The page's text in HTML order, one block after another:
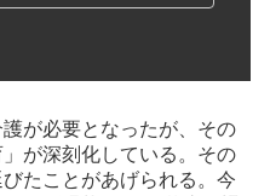
が必要となったが、その
が深刻化している。その
たことがあげられる。今